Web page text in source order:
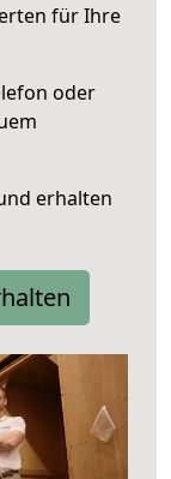
für Ihre
oder
erhalten